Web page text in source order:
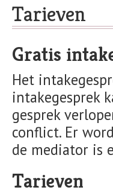
Tarieven
Gratis
Het
intakegesprek
gesprek
conflict. Er
de mediator is
Tarieven